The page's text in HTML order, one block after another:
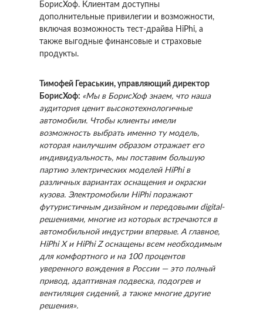
БорисХоф. Клиентам доступны
дополнительные привилегии и возможности,
включая возможность тест-драйва HiPhi, а
также выгодные финансовые и страховые
продукты.
Тимофей Гераськин, управляющий директор
БорисХоф: «Мы в БорисХоф знаем, что наша
аудитория ценит высокотехнологичные
автомобили. Чтобы клиенты имели
возможность выбрать именно ту модель,
которая наилучшим образом отражает его
индивидуальность, мы поставим большую
партию электрических моделей HiPhi в
различных вариантах оснащения и окраски
кузова. Электромобили HiPhi поражают
футуристичным дизайном и передовыми digital-
решениями, многие из которых встречаются в
автомобильной индустрии впервые. А главное,
HiPhi Х и HiPhi Z оснащены всем необходимым
для комфортного и на 100 процентов
уверенного вождения в России — это полный
привод, адаптивная подвеска, подогрев и
вентиляция сидений, а также многие другие
решения».